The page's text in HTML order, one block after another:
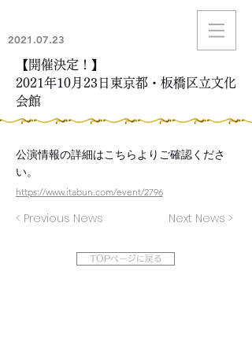
公演情報の詳細はこちらよりご確認くださ
い。
< Previous News Next News >
https://www.itabun.com/event/2796
TOPページに戻る
【開催決定！】
2021年10月23日東京都・板橋区立文化
会館
2021.07.23